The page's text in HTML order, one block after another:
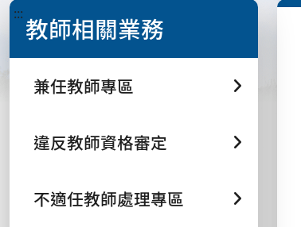
::: 教師相關業務
兼任教師專區
違反教師資格審定
不適任教師處理專區